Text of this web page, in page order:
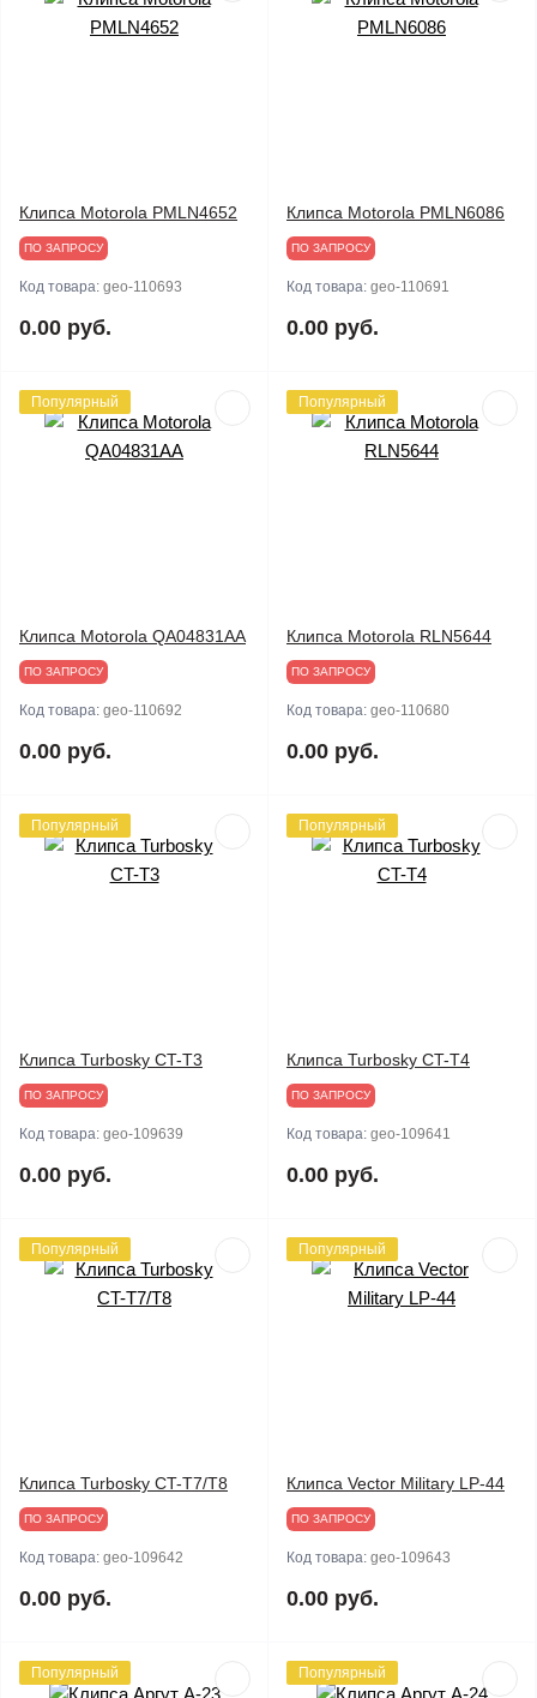
Клипса Motorola PMLN4652
ПО ЗАПРОСУ
Код товара: geo-110693
0.00 руб.
Клипса Motorola PMLN6086
ПО ЗАПРОСУ
Код товара: geo-110691
0.00 руб.
Популярный
Клипса Motorola QA04831AA
ПО ЗАПРОСУ
Код товара: geo-110692
0.00 руб.
Популярный
Клипса Motorola RLN5644
ПО ЗАПРОСУ
Код товара: geo-110680
0.00 руб.
Популярный
Клипса Turbosky CT-T3
ПО ЗАПРОСУ
Код товара: geo-109639
0.00 руб.
Популярный
Клипса Turbosky CT-T4
ПО ЗАПРОСУ
Код товара: geo-109641
0.00 руб.
Популярный
Клипса Turbosky CT-T7/Т8
ПО ЗАПРОСУ
Код товара: geo-109642
0.00 руб.
Популярный
Клипса Vector Military LP-44
ПО ЗАПРОСУ
Код товара: geo-109643
0.00 руб.
Популярный Популярный